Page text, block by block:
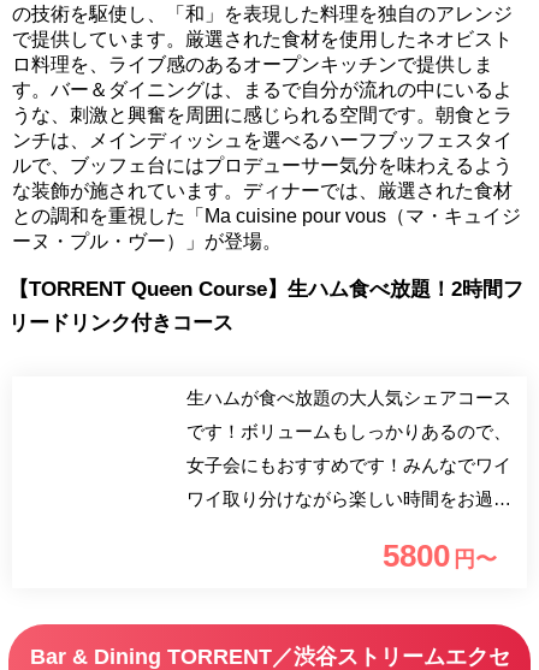
の技術を駆使し、「和」を表現した料理を独自のアレンジ
で提供しています。厳選された食材を使用したネオビスト
ロ料理を、ライブ感のあるオープンキッチンで提供しま
す。バー＆ダイニングは、まるで自分が流れの中にいるよ
うな、刺激と興奮を周囲に感じられる空間です。朝食とラ
ンチは、メインディッシュを選べるハーフブッフェスタイ
ルで、ブッフェ台にはプロデューサー気分を味わえるよう
な装飾が施されています。ディナーでは、厳選された食材
との調和を重視した「Ma cuisine pour vous（マ・キュイジ
ーヌ・プル・ヴー）」が登場。
【TORRENT Queen Course】生ハム食べ放題！2時間フ
リードリンク付きコース
生ハムが食べ放題の大人気シェアコース
です！ボリュームもしっかりあるので、
女子会にもおすすめです！みんなでワイ
ワイ取り分けながら楽しい時間をお過ご
ク付きなので、最後まで盛り上がること
5800 円〜
Bar & Dining TORRENT／渋谷ストリームエクセ